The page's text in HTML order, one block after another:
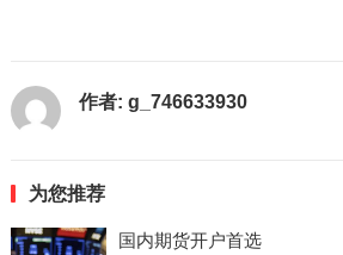
作者: g_746633930
为您推荐
国内期货开户首选